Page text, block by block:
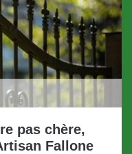
pas chère,
Fallone